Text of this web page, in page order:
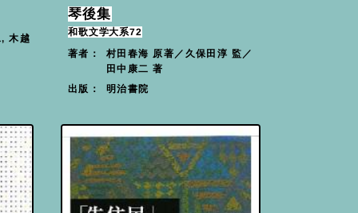
木越
琴後集
和歌文学大系72
著者： 村田春海 原著／久保田淳 監／
田中康二 著
出版： 明治書院